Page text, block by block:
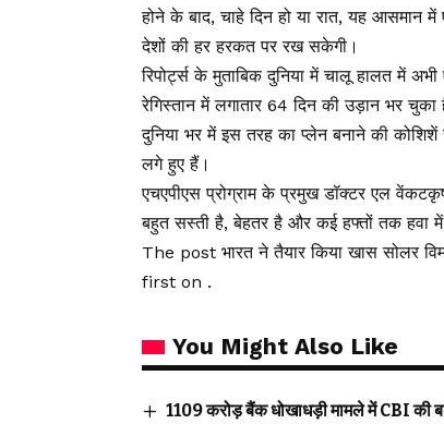
होने के बाद, चाहे दिन हो या रात, यह आसमान में
देशों की हर हरकत पर रख सकेगी।
रिपोर्ट्स के मुताबिक दुनिया में चालू हालत में
रेगिस्तान में लगातार 64 दिन की उड़ान भर चुका
दुनिया भर में इस तरह का प्लेन बनाने की
लगे हुए हैं।
एचएपीएस प्रोग्राम के प्रमुख डॉक्टर एल
बहुत सस्ती है, बेहतर है और कई हफ्तों तक हवा
The post भारत ने तैयार किया खास सोलर
first on .
You Might Also Like
₹1109 करोड़ बैंक धोखाधड़ी मामले में CBI की